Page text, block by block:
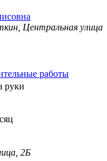
Центральная улица
работы
руки
2Б